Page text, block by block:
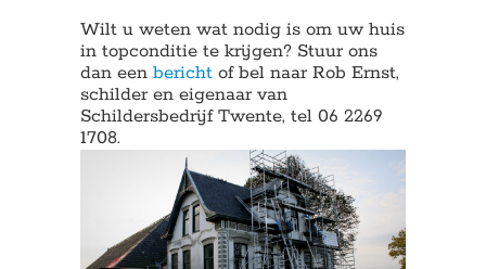
Wilt u weten wat nodig is om uw huis
in topconditie te krijgen? Stuur ons
dan een bericht of bel naar Rob Ernst,
schilder en eigenaar van
Schildersbedrijf Twente, tel 06 2269
1708.